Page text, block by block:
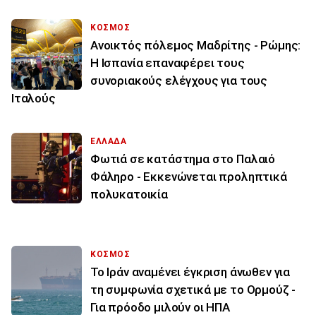
ΚΟΣΜΟΣ
Ανοικτός πόλεμος Μαδρίτης - Ρώμης:
Η Ισπανία επαναφέρει τους
συνοριακούς ελέγχους για τους
Ιταλούς
ΕΛΛΑΔΑ
Φωτιά σε κατάστημα στο Παλαιό
Φάληρο - Εκκενώνεται προληπτικά
πολυκατοικία
ΚΟΣΜΟΣ
Το Ιράν αναμένει έγκριση άνωθεν για
τη συμφωνία σχετικά με το Ορμούζ -
Για πρόοδο μιλούν οι ΗΠΑ